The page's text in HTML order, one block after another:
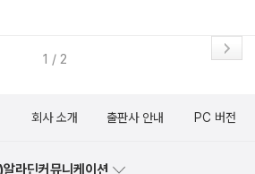
1 / 2
회사 소개 출판사 안내 PC 버전
라딘커뮤니케이션